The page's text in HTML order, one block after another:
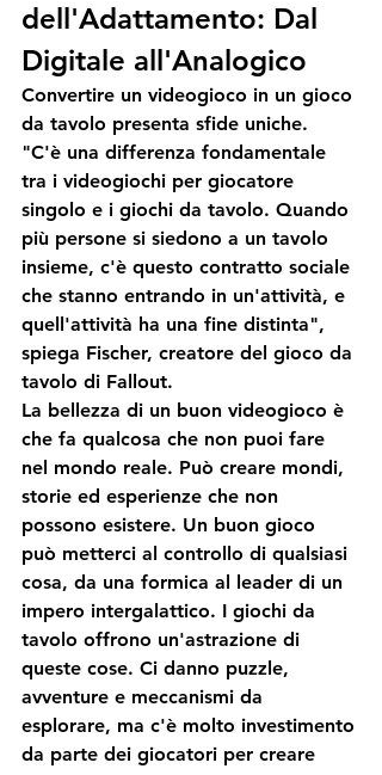
dell'Adattamento: Dal
Digitale all'Analogico
Convertire un videogioco in un gioco
da tavolo presenta sfide uniche.
"C'è una differenza fondamentale
tra i videogiochi per giocatore
singolo e i giochi da tavolo. Quando
più persone si siedono a un tavolo
insieme, c'è questo contratto sociale
che stanno entrando in un'attività, e
quell'attività ha una fine distinta",
spiega Fischer, creatore del gioco da
tavolo di Fallout.
La bellezza di un buon videogioco è
che fa qualcosa che non puoi fare
nel mondo reale. Può creare mondi,
storie ed esperienze che non
possono esistere. Un buon gioco
può metterci al controllo di qualsiasi
cosa, da una formica al leader di un
impero intergalattico. I giochi da
tavolo offrono un'astrazione di
queste cose. Ci danno puzzle,
avventure e meccanismi da
esplorare, ma c'è molto investimento
da parte dei giocatori per creare